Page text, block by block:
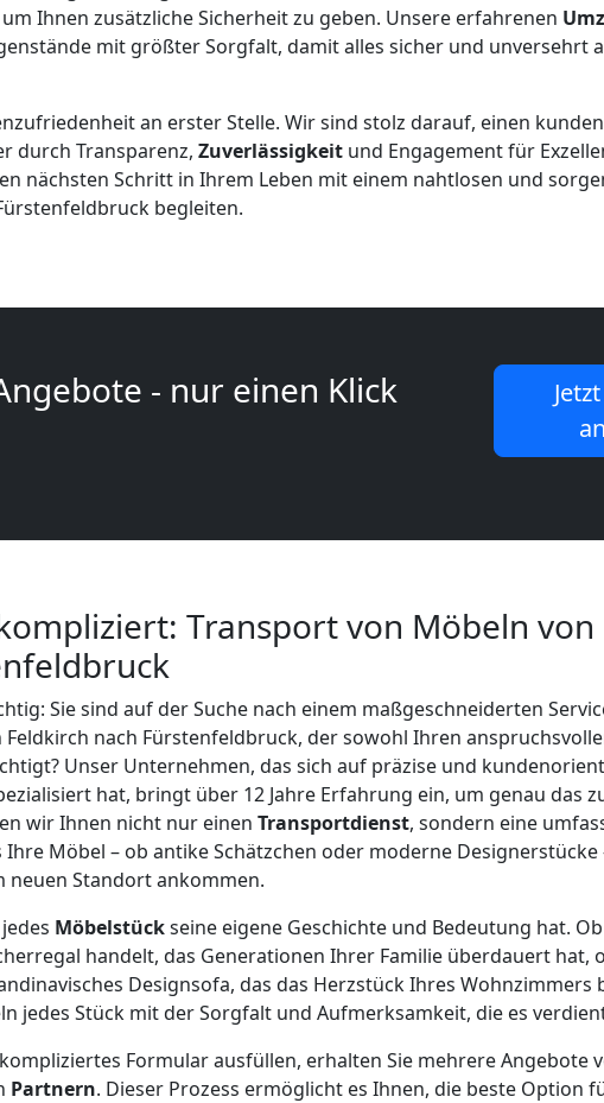
Ihnen zusätzliche Sicherheit zu geben. Unsere erfahrenen
mit größter Sorgfalt, damit alles sicher und unversehrt
an erster Stelle. Wir sind stolz darauf, einen
durch Transparenz, Zuverlässigkeit und Engagement für
nächsten Schritt in Ihrem Leben mit einem nahtlosen und
begleiten.
- nur einen Klick
Transport von Möbeln von
Sie sind auf der Suche nach einem maßgeschneiderten
nach Fürstenfeldbruck, der sowohl Ihren
Unser Unternehmen, das sich auf präzise und
hat, bringt über 12 Jahre Erfahrung ein, um genau das
wir Ihnen nicht nur einen Transportdienst, sondern eine
Möbel – ob antike Schätzchen oder moderne Designerstücke
neuen Standort ankommen.
Möbelstückseine eigene Geschichte und Bedeutung hat.
handelt, das Generationen Ihrer Familie überdauert hat,
Designsofa, das das Herzstück Ihres Wohnzimmers
jedes Stück mit der Sorgfalt und Aufmerksamkeit, die es
Formular ausfüllen, erhalten Sie mehrere Angebote
Partnern. Dieser Prozess ermöglicht es Ihnen, die beste Option